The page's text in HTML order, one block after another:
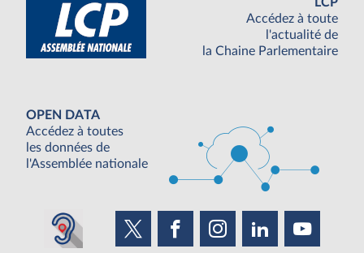
LCP
Accédez à toute
l'actualité de
la Chaine Parlementaire
OPEN DATA
Accédez à toutes
les données de
l'Assemblée nationale